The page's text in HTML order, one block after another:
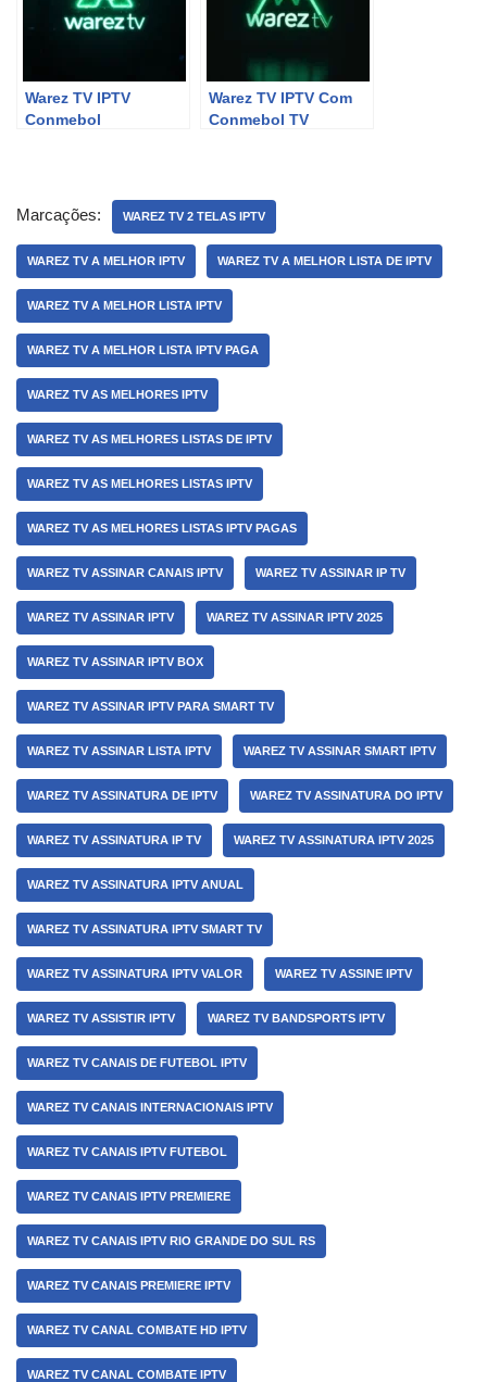
Warez TV IPTV
Conmebol
Warez TV IPTV Com
Conmebol TV
Marcações: WAREZ TV 2 TELAS IPTV
WAREZ TV A MELHOR IPTV WAREZ TV A MELHOR LISTA DE IPTV
WAREZ TV A MELHOR LISTA IPTV
WAREZ TV A MELHOR LISTA IPTV PAGA
WAREZ TV AS MELHORES IPTV
WAREZ TV AS MELHORES LISTAS DE IPTV
WAREZ TV AS MELHORES LISTAS IPTV
WAREZ TV AS MELHORES LISTAS IPTV PAGAS
WAREZ TV ASSINAR CANAIS IPTV WAREZ TV ASSINAR IP TV
WAREZ TV ASSINAR IPTV WAREZ TV ASSINAR IPTV 2025
WAREZ TV ASSINAR IPTV BOX
WAREZ TV ASSINAR IPTV PARA SMART TV
WAREZ TV ASSINAR LISTA IPTV WAREZ TV ASSINAR SMART IPTV
WAREZ TV ASSINATURA DE IPTV WAREZ TV ASSINATURA DO IPTV
WAREZ TV ASSINATURA IP TV WAREZ TV ASSINATURA IPTV 2025
WAREZ TV ASSINATURA IPTV ANUAL
WAREZ TV ASSINATURA IPTV SMART TV
WAREZ TV ASSINATURA IPTV VALOR WAREZ TV ASSINE IPTV
WAREZ TV ASSISTIR IPTV WAREZ TV BANDSPORTS IPTV
WAREZ TV CANAIS DE FUTEBOL IPTV
WAREZ TV CANAIS INTERNACIONAIS IPTV
WAREZ TV CANAIS IPTV FUTEBOL
WAREZ TV CANAIS IPTV PREMIERE
WAREZ TV CANAIS IPTV RIO GRANDE DO SUL RS
WAREZ TV CANAIS PREMIERE IPTV
WAREZ TV CANAL COMBATE HD IPTV
WAREZ TV CANAL COMBATE IPTV